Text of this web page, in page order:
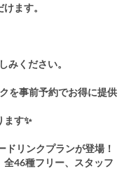
ます。
みください。
を事前予約でお得に提供
ます✨
ドリンクプランが登場！
46種フリー、スタッフ